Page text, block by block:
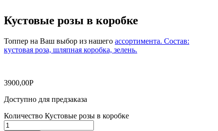
Кустовые розы в коробке
Топпер на Ваш выбор из нашего ассортимента. Состав:
кустовая роза, шляпная коробка, зелень.
3900,00Р
Доступно для предзаказа
Количество Кустовые розы в коробке